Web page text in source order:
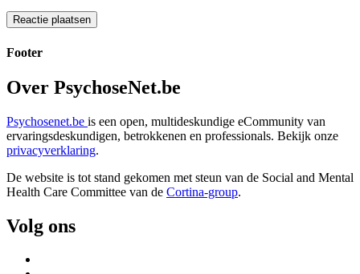
Footer
Over PsychoseNet.be
Psychosenet.be is een open, multideskundige eCommunity van
ervaringsdeskundigen, betrokkenen en professionals. Bekijk onze
privacyverklaring.
De website is tot stand gekomen met steun van de Social and Mental
Health Care Committee van de Cortina-group.
Volg ons